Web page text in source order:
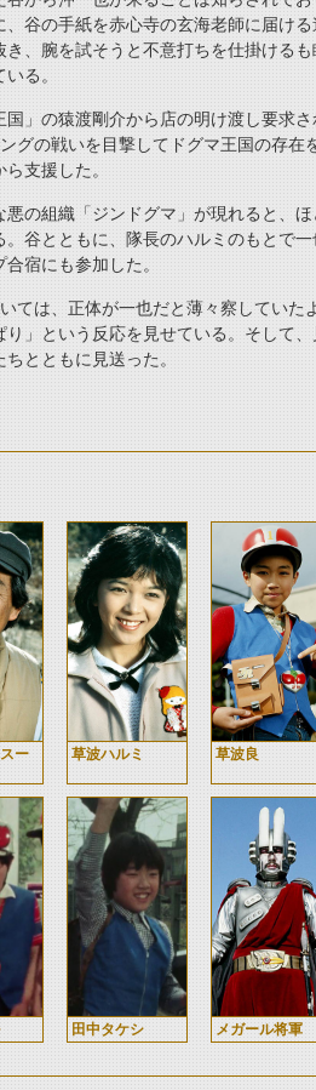
、谷の手紙を赤心寺の玄海老師に届け
、腕を試そうと不意打ちを仕掛ける
る。
」の猿渡剛介から店の明け渡し要求
グの戦いを目撃してドグマ王国の存在
支援した。
悪の組織「ジンドグマ」が現れると、
谷とともに、隊長のハルミのもとで
宿にも参加した。
ては、正体が一也だと薄々察していた
」という反応を見せている。そして
とともに見送った。
ー
草波ハルミ 草波良
田中タケシ メガール将軍